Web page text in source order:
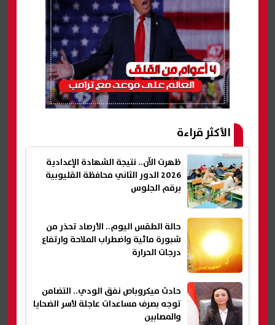
الأكثر قراءة
ظهرت الآن.. نتيجة الشهادة الإعدادية
2026 الدور الثاني محافظة القليوبية
برقم الجلوس
حالة الطقس اليوم.. الأرصاد تحذر من
شبورة مائية واضطراب الملاحة وارتفاع
درجات الحرارة
حادث ميكروباص نفق الودي.. التضامن
توجه بصرف مساعدات عاجلة لأسر الضحايا
والمصابين